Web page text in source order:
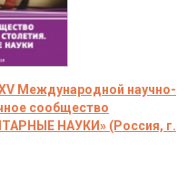
Международной научно-
сообщество
НАУКИ» (Россия, г.